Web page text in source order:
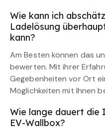
Wie kann ich
Ladelösung
kann?
Am Besten können das
bewerten. Mit ihrer
Gegebenheiten vor Ort
Möglichkeiten mit Ihnen
Wie lange dauert die
EV-Wallbox?